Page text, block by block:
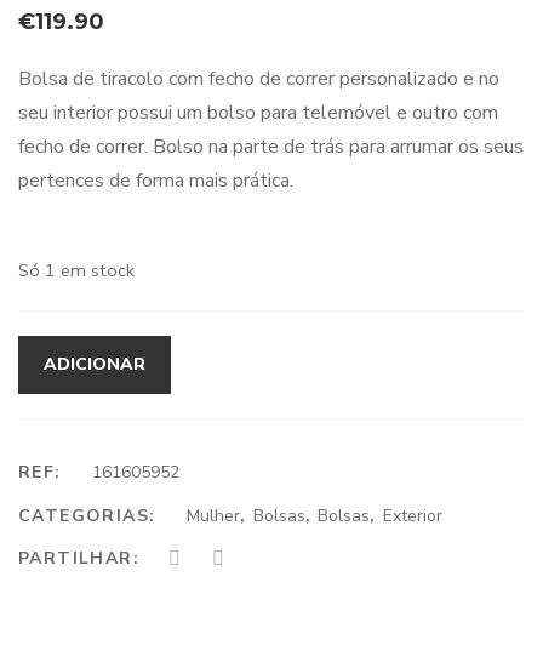
€119.90
Bolsa de tiracolo com fecho de correr personalizado e no
seu interior possui um bolso para telemóvel e outro com
fecho de correr. Bolso na parte de trás para arrumar os seus
pertences de forma mais prática.
Só 1 em stock
ADICIONAR
REF:
161605952
CATEGORIAS:
Mulher, Bolsas,Bolsas,Exterior
PARTILHAR: